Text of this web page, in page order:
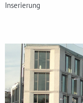
Inserierung